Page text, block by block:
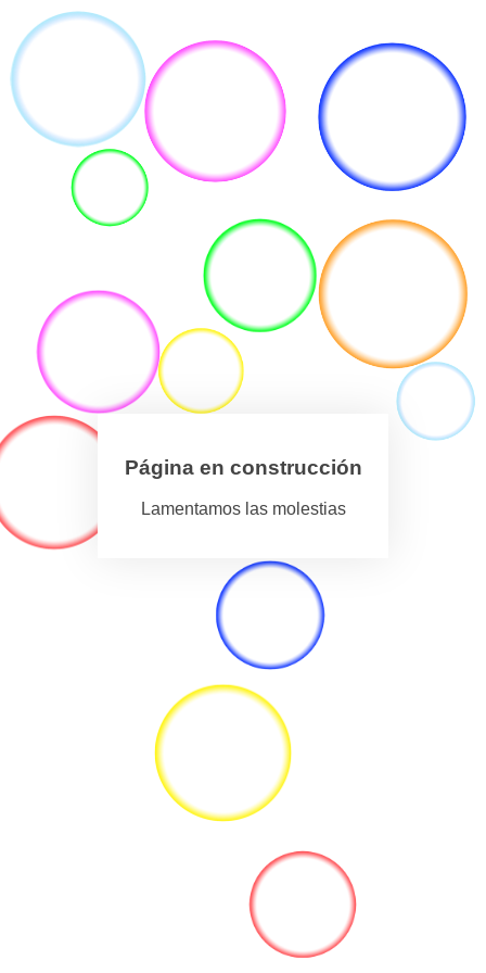
Página en construcción
Lamentamos las molestias